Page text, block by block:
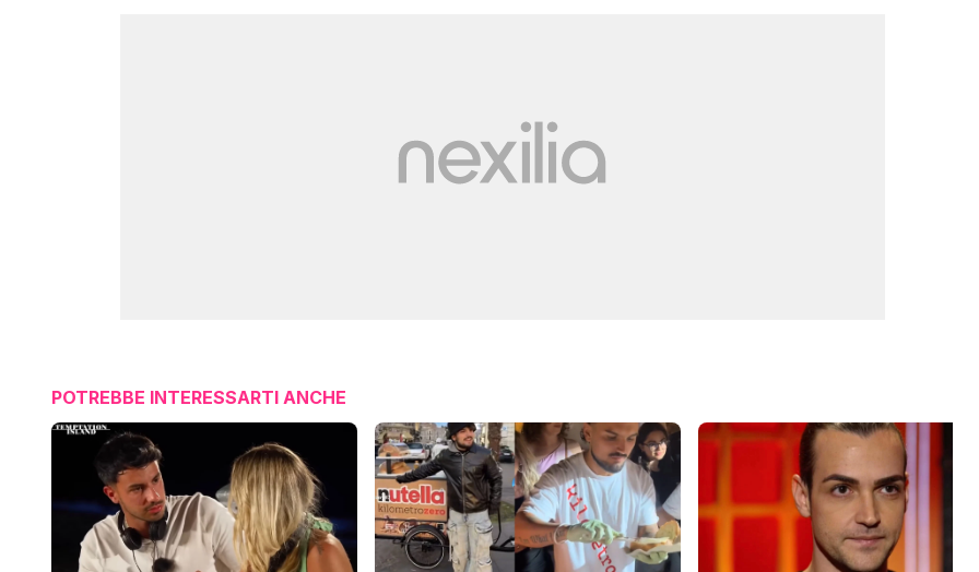
POTREBBE INTERESSARTI ANCHE